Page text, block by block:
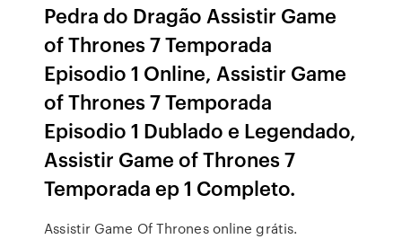
Pedra do Dragão Assistir Game
of Thrones 7 Temporada
Episodio 1 Online, Assistir Game
of Thrones 7 Temporada
Episodio 1 Dublado e Legendado,
Assistir Game of Thrones 7
Temporada ep 1 Completo.
Assistir Game Of Thrones online grátis.